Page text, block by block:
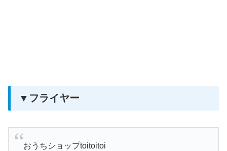
▼フライヤー
おうちショップtoitoitoi